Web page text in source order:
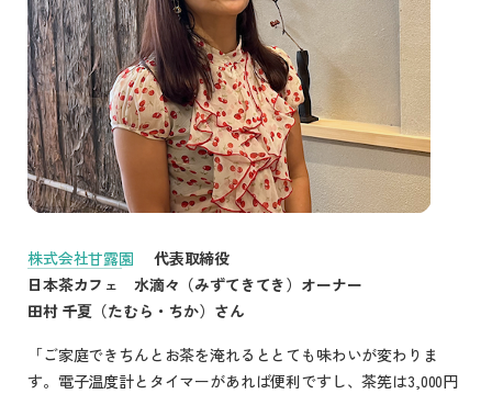
株式会社甘露園
代表取締役
日本茶カフェ 水滴々（みずてきてき）オーナー
田村 千夏（たむら・ちか）さん
「ご家庭できちんとお茶を淹れるととても味わいが変わりま
す。電子温度計とタイマーがあれば便利ですし、茶筅は3,000円